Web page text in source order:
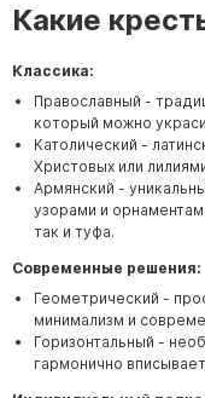
Какие
Классика:
Православный -
который можно
Католический -
Христовых или
Армянский -
узорами и
так и туфа.
Современные решения:
Геометрический -
минимализм и
Горизонтальный -
гармонично